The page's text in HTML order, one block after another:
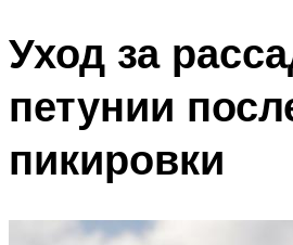
Уход за
петунии
пикировки